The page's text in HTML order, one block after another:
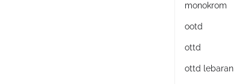
monokrom
ootd
ottd
ottd lebaran